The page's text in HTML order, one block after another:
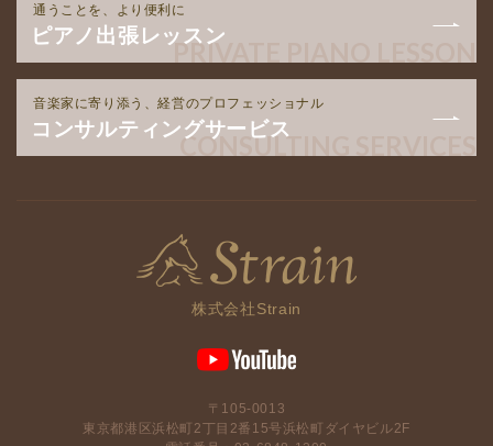
通うことを、より便利に
PRIVATE PIANO LESSON
ピアノ出張レッスン
音楽家に寄り添う、経営のプロフェッショナル
CONSULTING SERVICES
コンサルティングサービス
株式会社Strain
〒105-0013
東京都港区浜松町2丁目2番15号浜松町ダイヤビル2F